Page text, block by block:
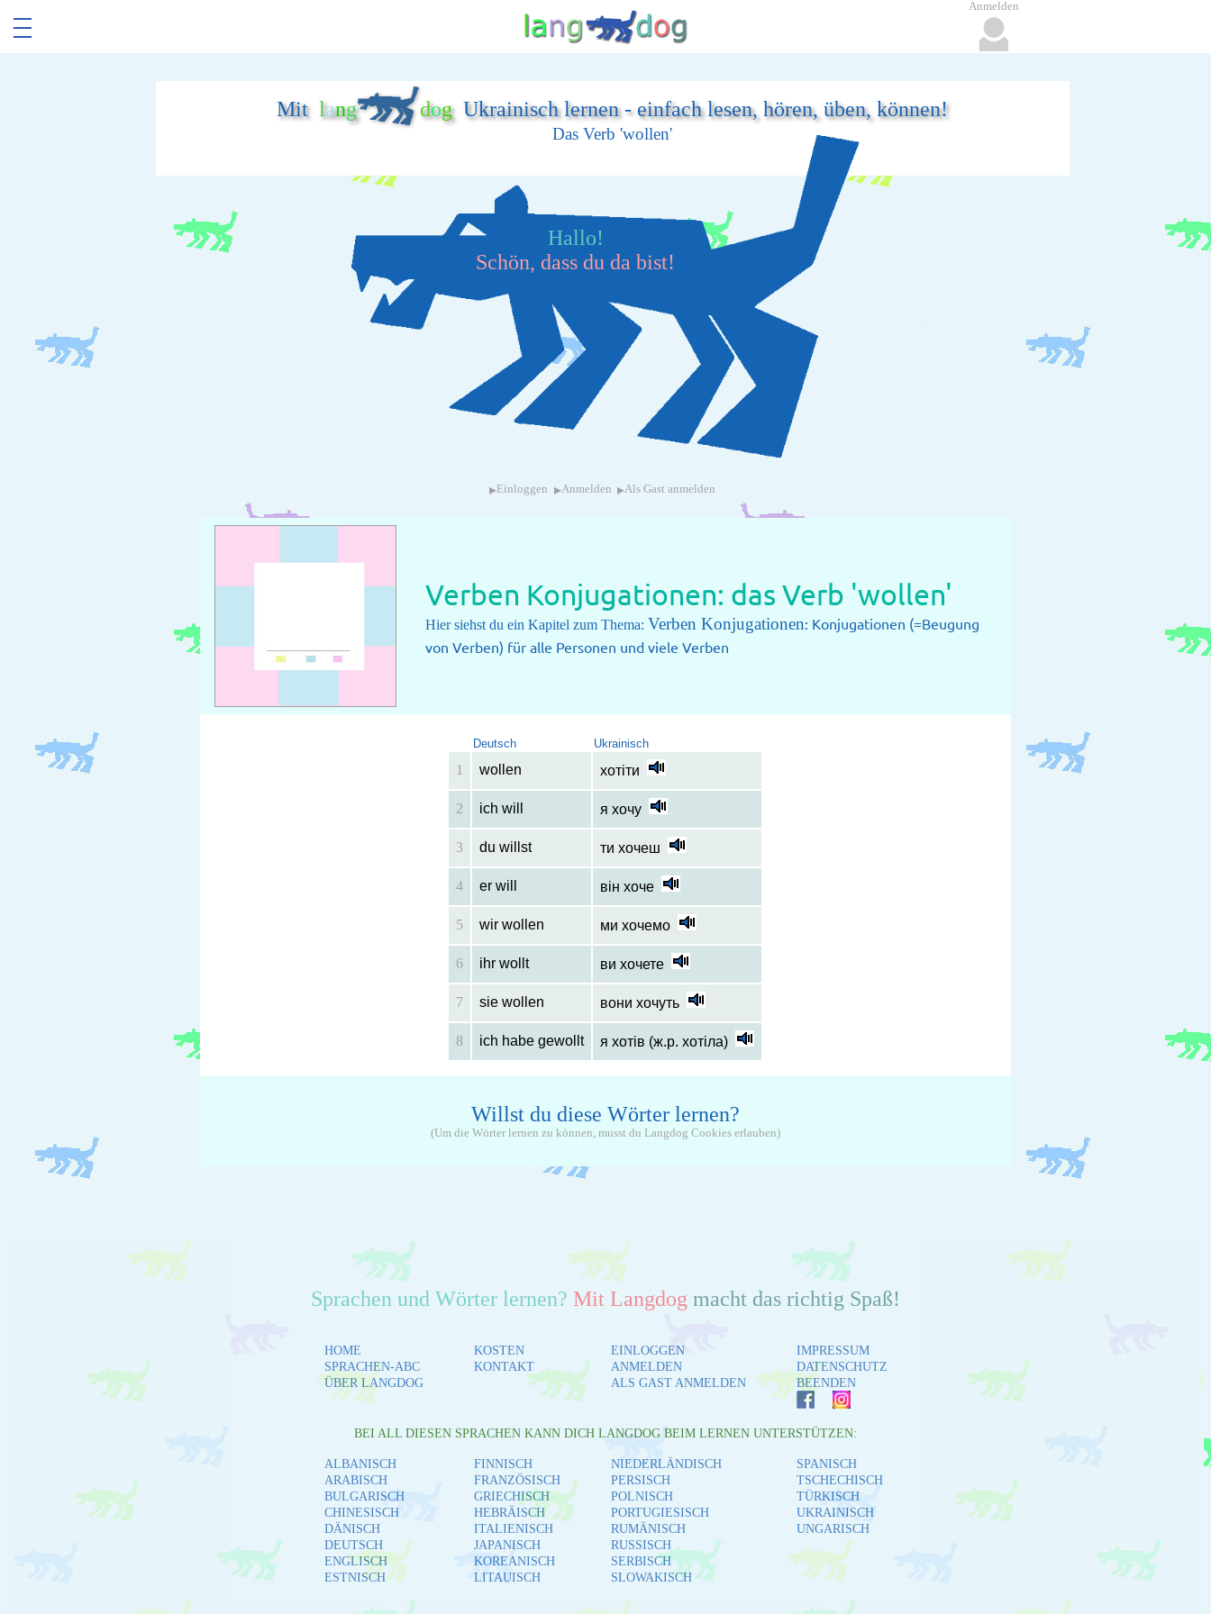
Mitlang dogUkrainisch lernen - einfach lesen, hören, üben, können!
Das Verb 'wollen'
Hallo!
Schön, dass du da bist!
▸ Einloggen ▸Anmelden ▸Als Gast anmelden
Verben Konjugationen: das Verb 'wollen'
Hier siehst du ein Kapitel zum Thema: Verben Konjugationen: Konjugationen (=Beugung
von Verben) für alle Personen und viele Verben
Deutsch Ukrainisch
1 wollen хотіти
2 ich will я хочу
3 du willst ти хочеш
4 er will він хоче
5 wir wollen ми хочемо
6 ihr wollt ви хочете
7 sie wollen вони хочуть
8 ich habe gewollt я хотів (ж.р. хотіла)
Willst du diese Wörter lernen?
(Um die Wörter lernen zu können, musst du Langdog Cookies erlauben)
Sprachen und Wörter lernen? Mit Langdog macht das richtig Spaß!
HOME
SPRACHEN-ABC
ÜBER LANGDOG
KOSTEN
KONTAKT
EINLOGGEN
ANMELDEN
ALS GAST ANMELDEN
IMPRESSUM
DATENSCHUTZ
BEENDEN
BEI ALL DIESEN SPRACHEN KANN DICH LANGDOG BEIM LERNEN UNTERSTÜTZEN:
ALBANISCH
ARABISCH
BULGARISCH
CHINESISCH
DÄNISCH
DEUTSCH
ENGLISCH
ESTNISCH
FINNISCH
FRANZÖSISCH
GRIECHISCH
HEBRÄISCH
ITALIENISCH
JAPANISCH
KOREANISCH
LITAUISCH
NIEDERLÄNDISCH
PERSISCH
POLNISCH
PORTUGIESISCH
RUMÄNISCH
RUSSISCH
SERBISCH
SLOWAKISCH
SPANISCH
TSCHECHISCH
TÜRKISCH
UKRAINISCH
UNGARISCH
Anmelden